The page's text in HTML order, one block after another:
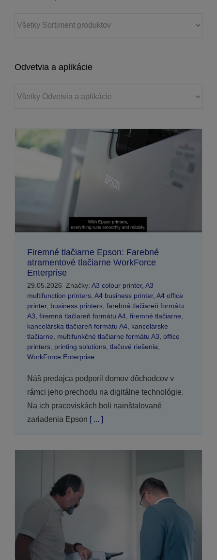
Odvetvia a aplikácie
Firemné tlačiarne Epson: Farebné
atramentové tlačiarne WorkForce
Enterprise
29.05.2026 Značky: A3 colour printer, A3
multifunction printers, A4 business printer, A4 office
printer, business printers, farebná tlačiareň formátu
A3, firemná tlačiareň formátu A4, firemné tlačiarne,
kancelárska tlačiareň formátu A4, kancelárske
tlačiarne, multifunkčné tlačiarne formátu A3, office
printers, printing solutions, tlačové riešenia,
WorkForce Enterprise
Náš predajca podporil domov dôchodcov v
rámci jeho prechodu na digitálne technológie.
Na ich pracoviskách boli nainštalované
zariadenia Epson [ ... ]